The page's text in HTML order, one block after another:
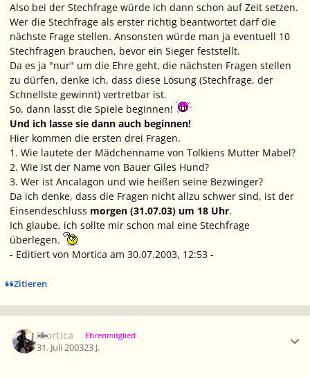
Also bei der Stechfrage würde ich dann schon auf Zeit setzen.
Wer die Stechfrage als erster richtig beantwortet darf die
nächste Frage stellen. Ansonsten würde man ja eventuell 10
Stechfragen brauchen, bevor ein Sieger feststellt.
Da es ja "nur" um die Ehre geht, die nächsten Fragen stellen
zu dürfen, denke ich, dass diese Lösung (Stechfrage, der
Schnellste gewinnt) vertretbar ist.
So, dann lasst die Spiele beginnen!
Und ich lasse sie dann auch beginnen!
Hier kommen die ersten drei Fragen.
1. Wie lautete der Mädchenname von Tolkiens Mutter Mabel?
2. Wie ist der Name von Bauer Giles Hund?
3. Wer ist Ancalagon und wie heißen seine Bezwinger?
Da ich denke, dass die Fragen nicht allzu schwer sind, ist der
Einsendeschluss morgen (31.07.03) um 18 Uhr.
Ich glaube, ich sollte mir schon mal eine Stechfrage
überlegen.
- Editiert von Mortica am 30.07.2003, 12:53 -
Zitieren
Mortica Ehrenmitglied
31. Juli 200323 J.